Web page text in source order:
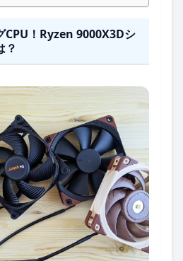
CPU！Ryzen 9000X3Dシ
？